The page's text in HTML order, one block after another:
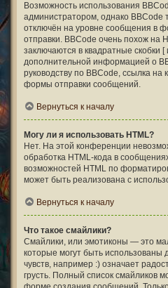
Возможность использования
администратором, однако BBCode
отключён на уровне сообщения в
отправки. BBCode очень похож на
заключаются в квадратные скобки [
дополнительной информацией о
руководству по BBCode, ссылка на
формы отправки сообщений.
Вернуться к началу
Могу ли я использовать HTML?
Нет. На этой конференции
обработка HTML-кода в
возможностей HTML по
может быть реализована с
Вернуться к началу
Что такое смайлики?
Смайлики, или эмотиконы — это
которые могут быть использованы
чувств, например :) означает
грусть. Полный список смайликов